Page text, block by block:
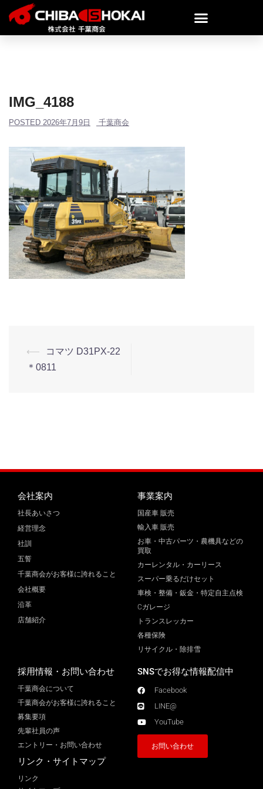
IMG_4188
POSTED 2026年7月9日 千葉商会
⟵
コマツ D31PX-22
＊0811
会社案内
社長あいさつ
経営理念
社訓
五誓
千葉商会がお客様に誇れること
会社概要
沿革
店舗紹介
事業案内
国産車 販売
輸入車 販売
お車・中古パーツ・農機具などの
買取
カーレンタル・カーリース
スーパー乗るだけセット
車検・整備・鈑金・特定自主点検
Cガレージ
トランスレッカー
各種保険
リサイクル・除排雪
採用情報・お問い合わせ
千葉商会について
千葉商会がお客様に誇れること​
募集要項
先輩社員の声
エントリー・お問い合わせ
リンク・サイトマップ
リンク
SNSでお得な情報配信中
Facebook
LINE@
YouTube
お問い合わせ